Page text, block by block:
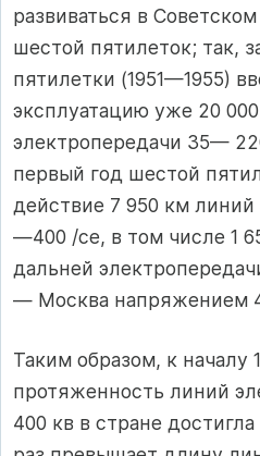
развиваться в
шестой пятилеток; так,
пятилетки (1951—1955)
эксплуатацию уже 20
электропередачи 35—
первый год шестой
действие 7 950 км
—400 /се, в том числе 1
дальней
— Москва напряжением
Таким образом, к началу
протяженность линий
400 кв в стране